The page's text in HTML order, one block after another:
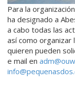
Para la
ha designado a
a cabo todas las
así como organizar
quieren pueden
e mail en